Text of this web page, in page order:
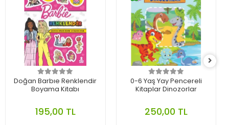
Doğan Barbıe Renklendir
Boyama Kitabı
195,00 TL
0-6 Yaş Yay Pencereli
Kitaplar Dinozorlar
250,00 TL